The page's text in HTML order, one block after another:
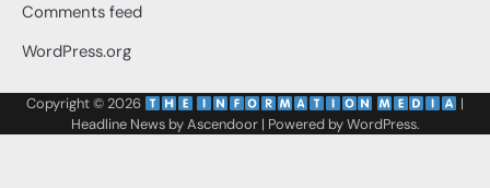
Comments feed
WordPress.org
Copyright © 2026
|
Headline News byAscendoor| Powered byWordPress.